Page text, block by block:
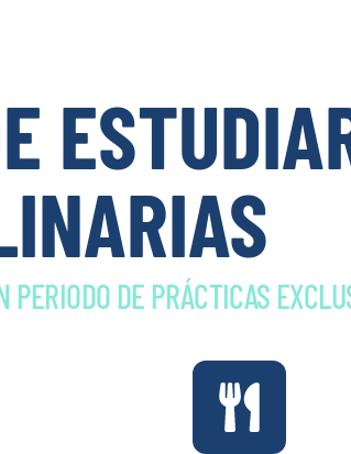
DE PRÁCTICAS